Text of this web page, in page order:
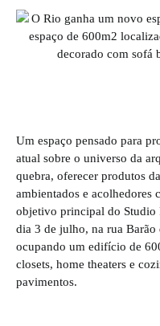
Um espaço pensado para
atual sobre o universo da
quebra, oferecer produtos
ambientados e acolhedores
objetivo principal do Studio
dia 3 de julho, na rua Barão
ocupando um edifício de
closets, home theaters e
pavimentos.